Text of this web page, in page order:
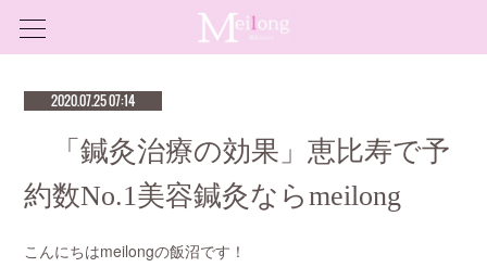
2020.07.25 07:14
「鍼灸治療の効果」恵比寿で予
約数No.1美容鍼灸ならmeilong
こんにちはmeilongの飯沼です！